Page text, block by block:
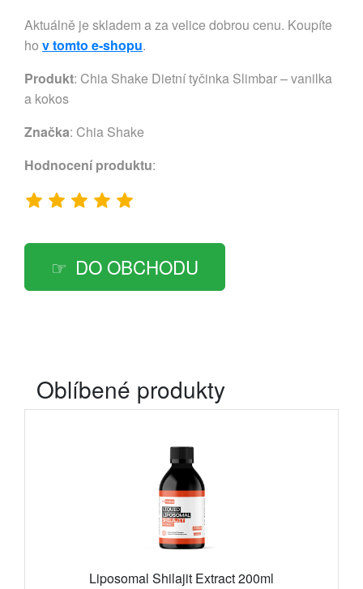
Aktuálně je skladem a za velice dobrou cenu. Koupíte
ho v tomto e-shopu.
Produkt: Chia Shake Dietní tyčinka Slimbar – vanilka
a kokos
Značka: Chia Shake
Hodnocení produktu:
DO OBCHODU
Oblíbené produkty
Liposomal Shilajit Extract 200ml